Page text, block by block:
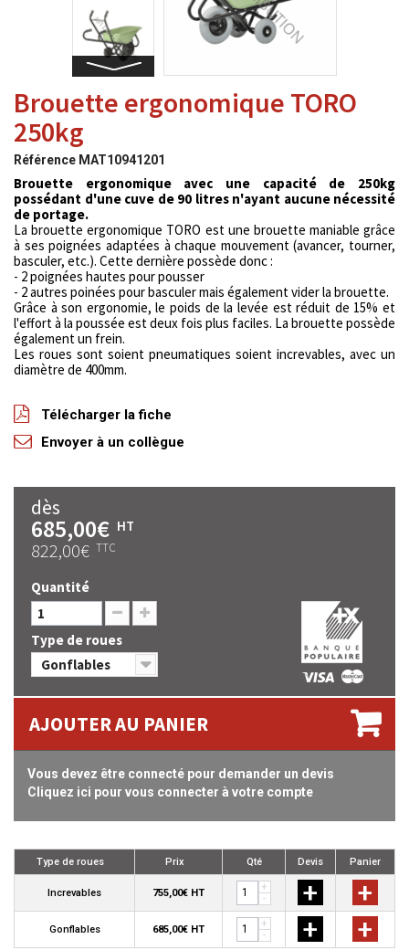
Brouette ergonomique TORO
250kg
Référence MAT10941201
Brouette ergonomique avec une capacité de 250kg
possédant d'une cuve de 90 litres n'ayant aucune nécessité
de portage.
La brouette ergonomique TORO est une brouette maniable grâce
à ses poignées adaptées à chaque mouvement (avancer, tourner,
basculer, etc.). Cette dernière possède donc :
- 2 poignées hautes pour pousser
- 2 autres poinées pour basculer mais également vider la brouette.
Grâce à son ergonomie, le poids de la levée est réduit de 15% et
l'effort à la poussée est deux fois plus faciles. La brouette possède
également un frein.
Les roues sont soient pneumatiques soient increvables, avec un
diamètre de 400mm.
Télécharger la fiche
Envoyer à un collègue
dès
685,00€ HT
822,00€ TTC
Quantité
Type de roues
Gonflables
AJOUTER AU PANIER
Vous devez être connecté pour demander un devis
Cliquez ici pour vous connecter à votre compte
Type de roues Prix Qté Devis Panier
Increvables 755,00€ HT
+
-
+ +
Gonflables 685,00€ HT
+
-
+ +